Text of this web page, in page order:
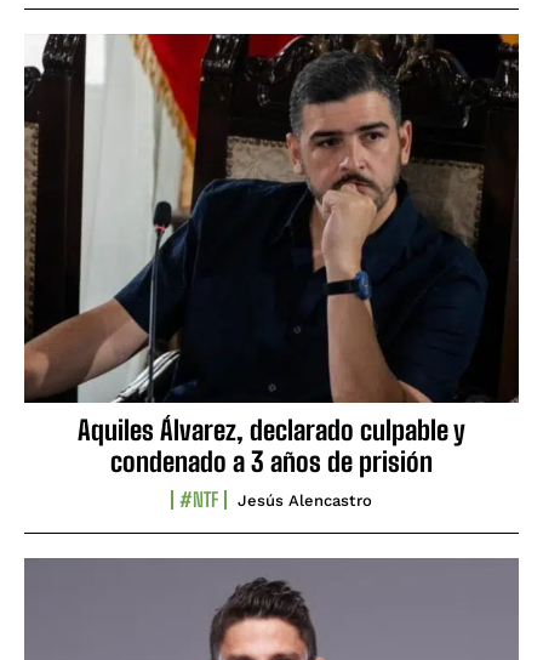
Aquiles Álvarez, declarado culpable y
condenado a 3 años de prisión
#NTF Jesús Alencastro